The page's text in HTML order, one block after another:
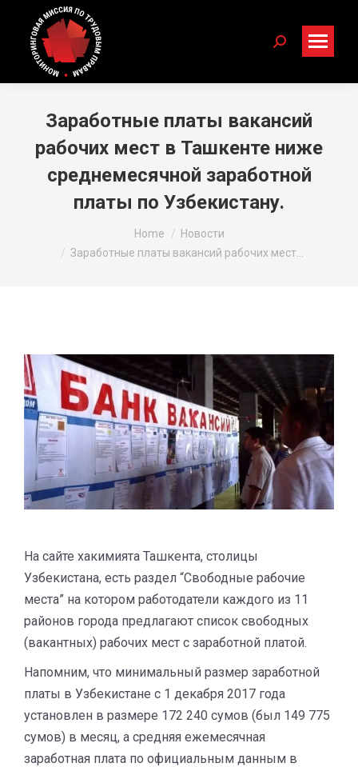
Search:
Заработные платы вакансий
рабочих мест в Ташкенте ниже
среднемесячной заработной
платы по Узбекистану.
Home
Новости
Заработные платы вакансий рабочих мест…
На сайте хакимията Ташкента, столицы
Узбекистана, есть раздел “Свободные рабочие
места” на котором работодатели каждого из 11
районов города предлагают список свободных
(вакантных) рабочих мест с заработной платой.
Напомним, что минимальный размер заработной
платы в Узбекистане с 1 декабря 2017 года
установлен в размере 172 240 сумов (был 149 775
сумов) в месяц, а средняя ежемесячная
заработная плата по официальным данным в